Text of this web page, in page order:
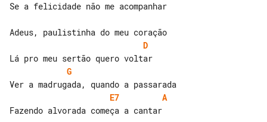
Se a felicidade não me acompanhar
D
G
E7
A
Fazendo alvorada começa a cantar